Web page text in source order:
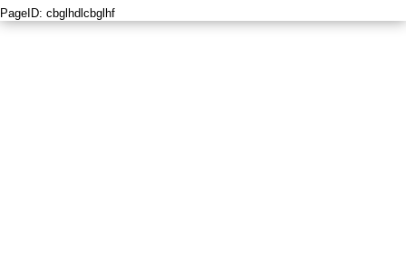
PageID: cbglhdlcbglhf